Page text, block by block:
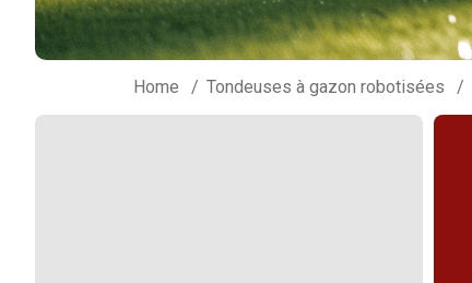
Home Tondeuses à gazon robotisées